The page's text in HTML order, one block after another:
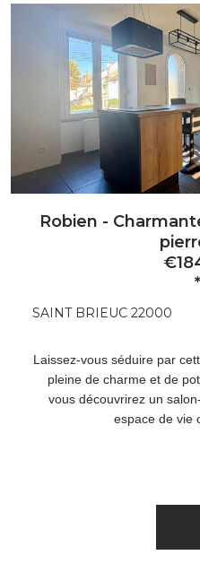
Robien -
SAINT BRIEUC 22000
Laissez-vous séduire par
pleine de charme et de
vous découvrirez un
espace de vie